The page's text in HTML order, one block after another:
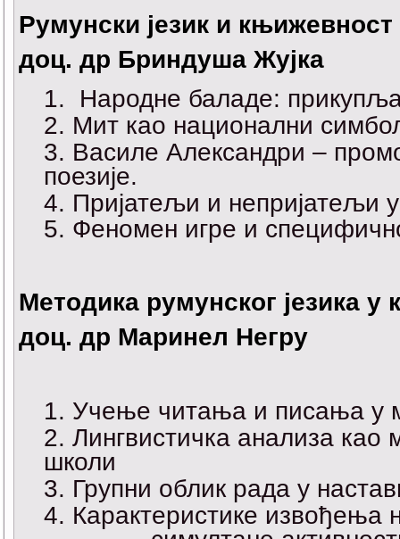
Румунски језик и књижевност
доц. др Бриндуша Жујка
Народне баладе:
Мит као национални
Василе Александри –
поезије.
Пријатељи и непријатељи
Феномен игре и
Методика румунског језика у
доц. др Маринел Негру
Учење читања и писања у
Лингвистичка анализа као
школи
Групни облик рада у
Карактеристике извођења